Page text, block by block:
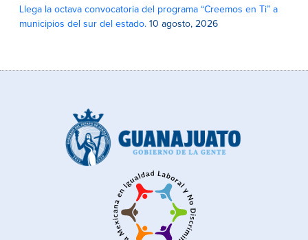
Llega la octava convocatoria del programa “Creemos en Ti” a
municipios del sur del estado. 10 agosto, 2026